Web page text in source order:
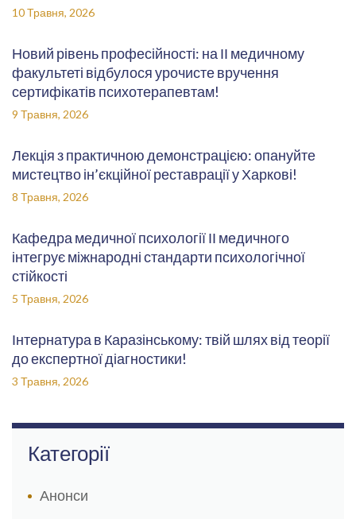
10 Травня, 2026
Новий рівень професійності: на ІІ медичному
факультеті відбулося урочисте вручення
сертифікатів психотерапевтам!
9 Травня, 2026
Лекція з практичною демонстрацією: опануйте
мистецтво ін’єкційної реставрації у Харкові!
8 Травня, 2026
Кафедра медичної психології ІІ медичного
інтегрує міжнародні стандарти психологічної
стійкості
5 Травня, 2026
Інтернатура в Каразінському: твій шлях від теорії
до експертної діагностики!
3 Травня, 2026
Категорії
Анонси